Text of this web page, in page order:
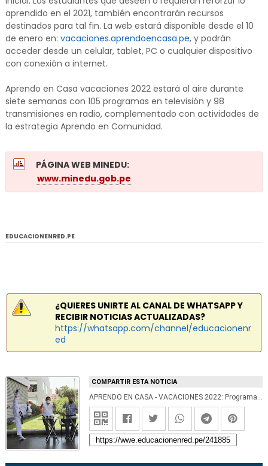
aprendido en el 2021, también encontrarán recursos
destinados para tal fin. La web estará disponible desde el 10
de enero en: vacaciones.aprendoencasa.pe, y podrán
acceder desde un celular, tablet, PC o cualquier dispositivo
con conexión a internet.
Aprendo en Casa vacaciones 2022 estará al aire durante
siete semanas con 105 programas en televisión y 98
transmisiones en radio, complementado con actividades de
la estrategia Aprendo en Comunidad.
PÁGINA WEB MINEDU:
www.minedu.gob.pe
EDUCACIONENRED.PE
¿QUIERES UNIRTE AL CANAL DE WHATSAPP Y
RECIBIR NOTICIAS ACTUALIZADAS?
https://whatsapp.com/channel/educacionenr
ed
COMPARTIR ESTA NOTICIA
APRENDO EN CASA - VACACIONES 2022: Programación con nuevos contenidos se iniciará el 10 de enero y tendrá una duración de 7 semanas